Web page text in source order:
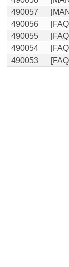
490057
490056
490055
490054
490053